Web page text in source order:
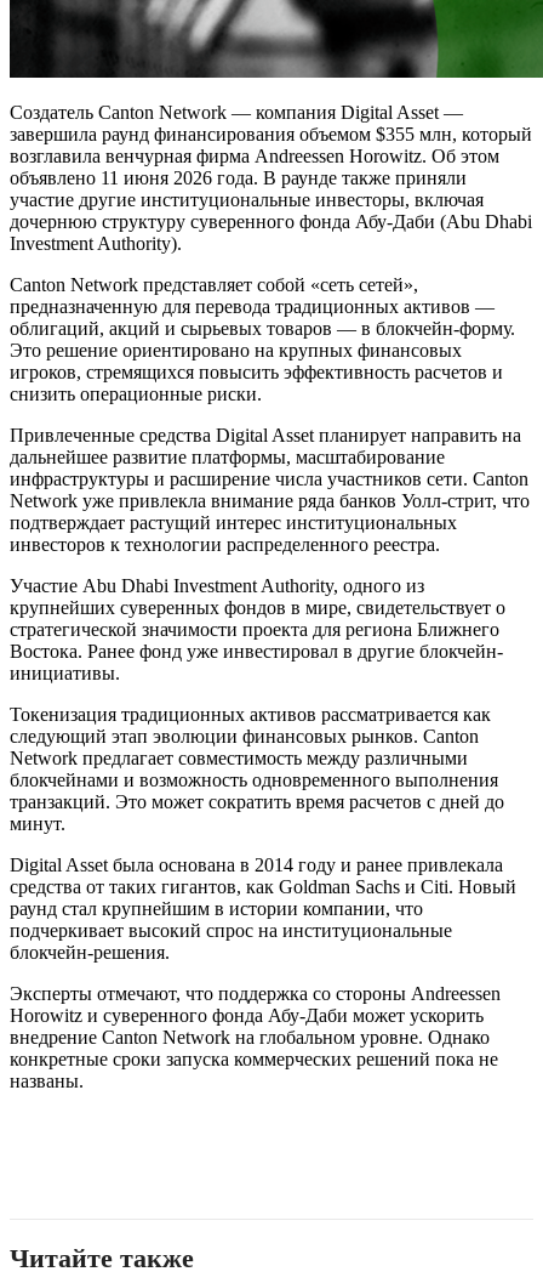
Создатель Canton Network — компания Digital Asset —
завершила раунд финансирования объемом $355 млн, который
возглавила венчурная фирма Andreessen Horowitz. Об этом
объявлено 11 июня 2026 года. В раунде также приняли
участие другие институциональные инвесторы, включая
дочернюю структуру суверенного фонда Абу-Даби (Abu Dhabi
Investment Authority).
Canton Network представляет собой «сеть сетей»,
предназначенную для перевода традиционных активов —
облигаций, акций и сырьевых товаров — в блокчейн-форму.
Это решение ориентировано на крупных финансовых
игроков, стремящихся повысить эффективность расчетов и
снизить операционные риски.
Привлеченные средства Digital Asset планирует направить на
дальнейшее развитие платформы, масштабирование
инфраструктуры и расширение числа участников сети. Canton
Network уже привлекла внимание ряда банков Уолл-стрит, что
подтверждает растущий интерес институциональных
инвесторов к технологии распределенного реестра.
Участие Abu Dhabi Investment Authority, одного из
крупнейших суверенных фондов в мире, свидетельствует о
стратегической значимости проекта для региона Ближнего
Востока. Ранее фонд уже инвестировал в другие блокчейн-
инициативы.
Токенизация традиционных активов рассматривается как
следующий этап эволюции финансовых рынков. Canton
Network предлагает совместимость между различными
блокчейнами и возможность одновременного выполнения
транзакций. Это может сократить время расчетов с дней до
минут.
Digital Asset была основана в 2014 году и ранее привлекала
средства от таких гигантов, как Goldman Sachs и Citi. Новый
раунд стал крупнейшим в истории компании, что
подчеркивает высокий спрос на институциональные
блокчейн-решения.
Эксперты отмечают, что поддержка со стороны Andreessen
Horowitz и суверенного фонда Абу-Даби может ускорить
внедрение Canton Network на глобальном уровне. Однако
конкретные сроки запуска коммерческих решений пока не
названы.
Читайте также